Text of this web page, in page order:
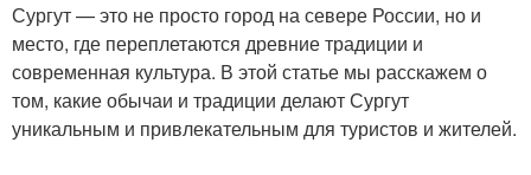
Сургут — это не просто город на севере России, но и
место, где переплетаются древние традиции и
современная культура. В этой статье мы расскажем о
том, какие обычаи и традиции делают Сургут
уникальным и привлекательным для туристов и жителей.